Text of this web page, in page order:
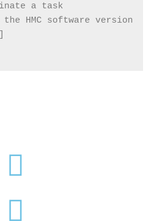
a task
HMC software version